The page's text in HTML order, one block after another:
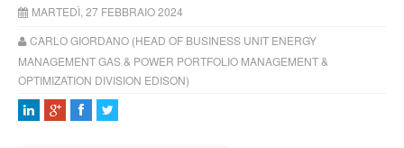
MARTEDÌ, 27 FEBBRAIO 2024
CARLO GIORDANO (HEAD OF BUSINESS UNIT ENERGY
MANAGEMENT GAS & POWER PORTFOLIO MANAGEMENT &
OPTIMIZATION DIVISION EDISON)